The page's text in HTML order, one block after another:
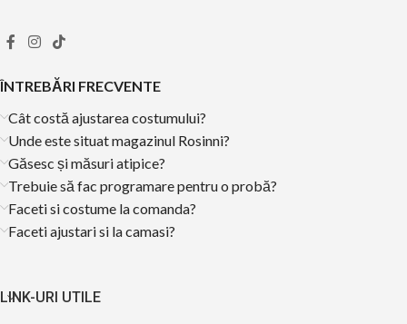
ÎNTREBĂRI FRECVENTE
Cât costă ajustarea costumului?
Unde este situat magazinul Rosinni?
Găsesc și măsuri atipice?
Trebuie să fac programare pentru o probă?
Faceti si costume la comanda?
Faceti ajustari si la camasi?
LINK-URI UTILE